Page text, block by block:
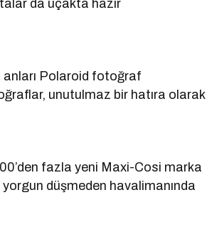
da uçakta hazır
anları Polaroid fotoğraf
unutulmaz bir hatıra olarak
fazla yeni Maxi-Cosi marka
düşmeden havalimanında